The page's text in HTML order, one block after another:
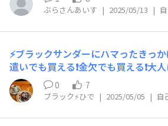
入り💕チョコミント味のブラックサ
たとき、新作が出たとき！ ⚡ブラックサンダー黒い秘密基
地にひとこと！ ここの存在を最近知
た！！猫夜マオです！三度の飯より
きです💕 仲良くしてくれたらうれし
学時代に友達が食べていたのを一緒
サン人生の始まり。 まじであの友達には感謝しかね
え。。︎^_^ プライベートのインスタ垢でもブラサンのこ
ぶらさんあいす | 2025/05/13 |
⚡ブラックサンダーにハマったきっ
遣いでも買える❗️金欠でも買える❗️大
営店(東京も夢工場も)に行ってみて、
に出会い、更に虜になりました💖 ⚡
ーとお気に入りポイント！ 選ぶこと
キー&クリームサンダー が最近のお
0 7
ブラック⚡️ひで | 2025/05/05 | 自